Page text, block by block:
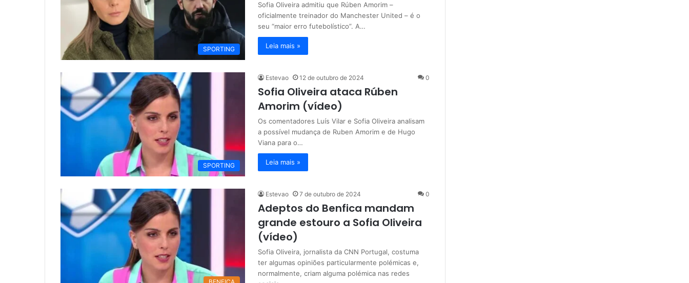
SPORTING
Sofia Oliveira admitiu que Rúben Amorim –
oficialmente treinador do Manchester United – é o
seu “maior erro futebolístico”. A…
Leia mais »
SPORTING
Estevao 12 de outubro de 2024 0
Sofia Oliveira ataca Rúben
Amorim (vídeo)
Os comentadores Luís Vilar e Sofia Oliveira analisam
a possível mudança de Ruben Amorim e de Hugo
Viana para o…
Leia mais »
Estevao 7 de outubro de 2024 0
Adeptos do Benfica mandam
grande estouro a Sofia Oliveira
(vídeo)
Sofia Oliveira, jornalista da CNN Portugal, costuma
ter algumas opiniões particularmente polémicas e,
normalmente, criam alguma polémica nas redes